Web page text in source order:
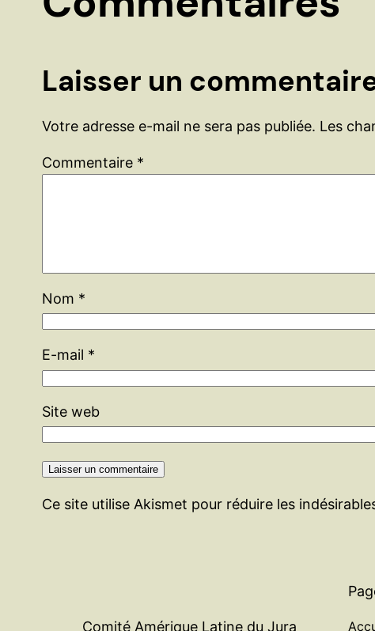
Laisser un
Votre adresse e-mail ne sera pas publiée. Les
Commentaire *
Nom *
E-mail *
Site web
Ce site utilise Akismet pour réduire les
Comité Amérique Latine du Jura